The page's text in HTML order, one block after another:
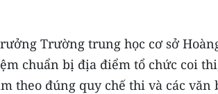
Trường trung học cơ sở
chuẩn bị địa điểm tổ chức coi
theo đúng quy chế thi và các văn